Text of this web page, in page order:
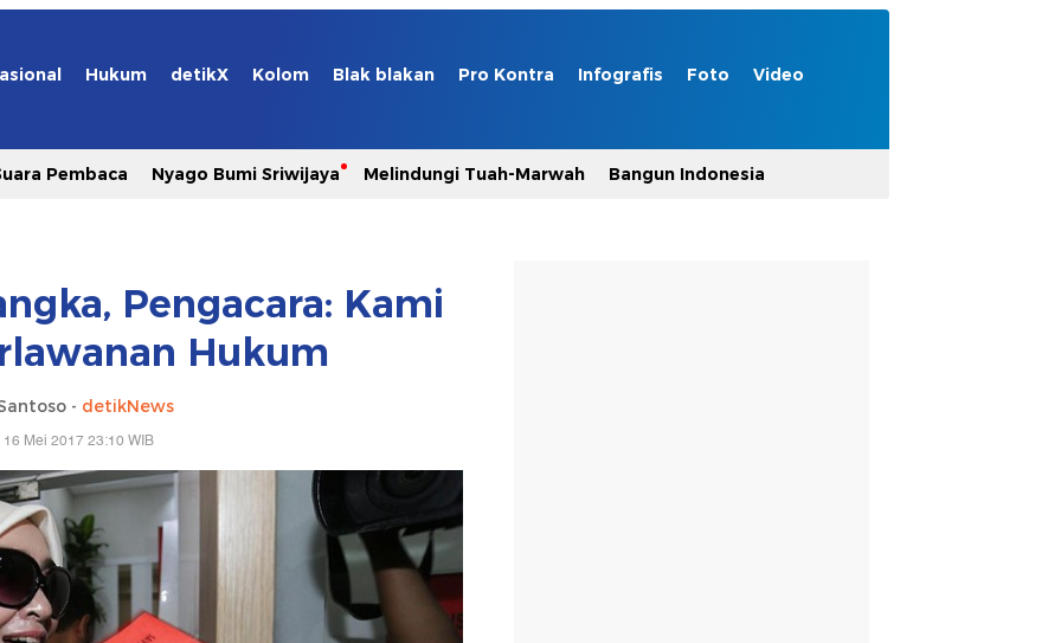
Hukum detikX Kolom Blak blakan Pro Kontra Infografis Foto Video
Pembaca Nyago Bumi Sriwijaya Melindungi Tuah-Marwah Bangun Indonesia
Pengacara: Kami
Hukum
- detikNews
Mei 2017 23:10 WIB